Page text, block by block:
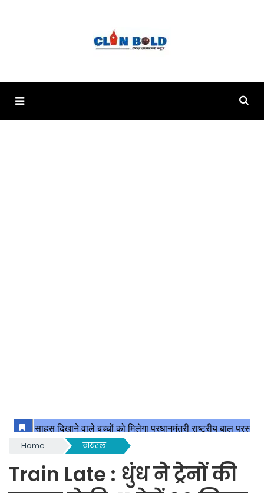
Home वायरल
Train Late : धुंध ने ट्रेनों की